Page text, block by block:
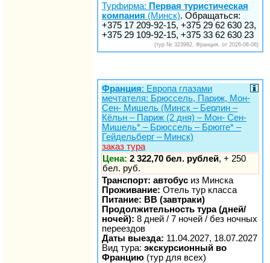
Турфирма: Первая туристическая
компания (Минск). Обращаться:
+375 17 209-92-15, +375 29 62 630 23,
+375 29 109-92-15, +375 33 62 630 23
(тур № 323982, Франция, от 2026-08-08)
Франция: Европа глазами
мечтателя: Брюссель, Париж, Мон-
Сен- Мишель (Минск – Берлин –
Кёльн – Париж (2 дня) – Мон- Сен-
Мишель* – Брюссель – Брюгге* –
Гейдельберг – Минск)
заказ тура
Цена: 2 322,70 бел. рублей, + 250
бел. руб.
Транспорт: автобус из Минска
Проживание: Отель тур класса
Питание: BB (завтраки)
Продолжительность тура (дней/
ночей): 8 дней / 7 ночей / без ночных
переездов
Даты выезда: 11.04.2027, 18.07.2027
Вид тура: экскурсионный во
Францию (тур для всех)